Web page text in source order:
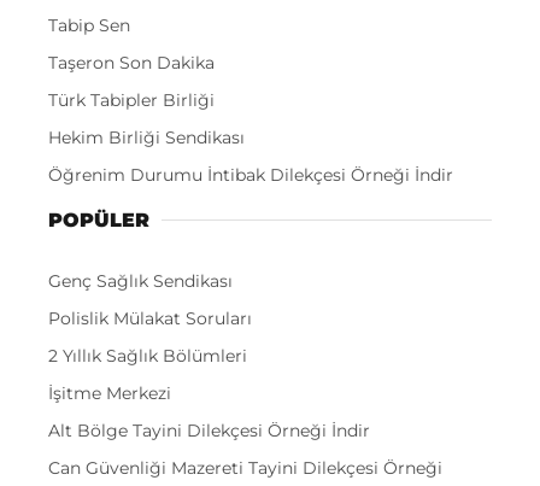
Tabip Sen
Taşeron Son Dakika
Türk Tabipler Birliği
Hekim Birliği Sendikası
Öğrenim Durumu İntibak Dilekçesi Örneği İndir
POPÜLER
Genç Sağlık Sendikası
Polislik Mülakat Soruları
2 Yıllık Sağlık Bölümleri
İşitme Merkezi
Alt Bölge Tayini Dilekçesi Örneği İndir
Can Güvenliği Mazereti Tayini Dilekçesi Örneği